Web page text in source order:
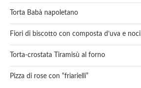
Torta Babà napoletano
Fiori di biscotto con composta d’uva e noci
Torta-crostata Tiramisù al forno
Pizza di rose con “friarielli”